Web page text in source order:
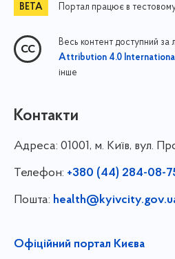
Портал працює в
Весь контент доступний за
Attribution 4.0
інше
Контакти
Адреса: 01001, м. Київ, вул.
Телефон: +380 (44) 284-08-
Пошта:
Офіційний портал Києва